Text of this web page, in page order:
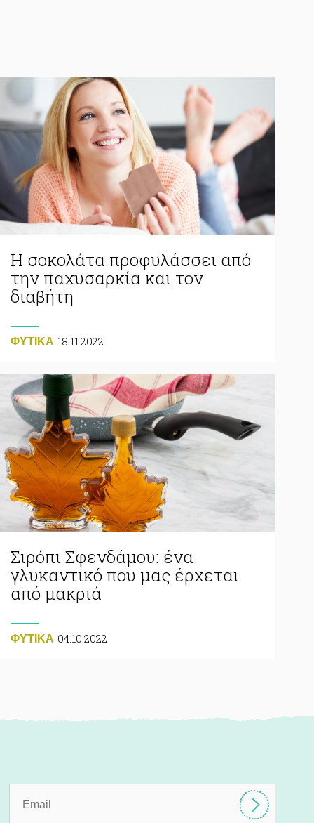
Η σοκολάτα προφυλάσσει από
την παχυσαρκία και τον
διαβήτη
ΦΥΤΙΚA 18.11.2022
Σιρόπι Σφενδάμου: ένα
γλυκαντικό που μας έρχεται
από μακριά
ΦΥΤΙΚA 04.10.2022